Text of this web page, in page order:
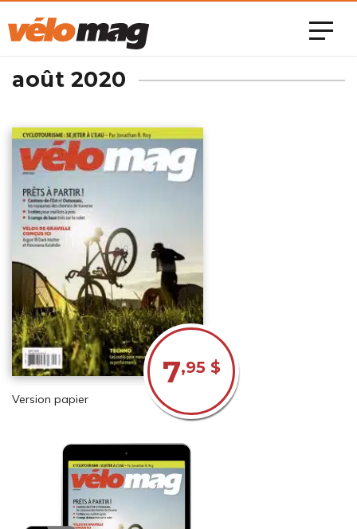
août 2020
7,95 $
Version papier